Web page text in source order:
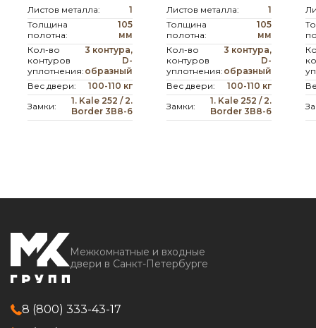
Листов металла:
1
Толщина
полотна:
105
мм
Кол-во
контуров
уплотнения:
3 контура,
D-
образный
Вес двери:
100-110 кг
Замки:
1. Kale 252 / 2.
Border 3В8-6
Листов металла:
1
Толщина
полотна:
105
мм
Кол-во
контуров
уплотнения:
3 контура,
D-
образный
Вес двери:
100-110 кг
Замки:
1. Kale 252 / 2.
Border 3В8-6
Межкомнатные и входные
двери в Санкт-Петербурге
8 (800) 333-43-17